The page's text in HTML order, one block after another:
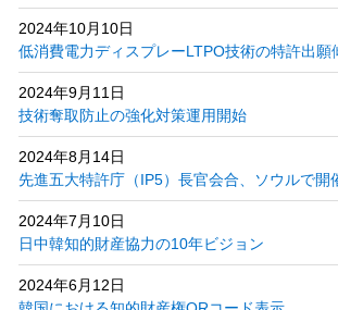
2024年10月10日
低消費電力ディスプレーLTPO技術の特許出願
2024年9月11日
技術奪取防止の強化対策運用開始
2024年8月14日
先進五大特許庁（IP5）長官会合、ソウルで開
2024年7月10日
日中韓知的財産協力の10年ビジョン
2024年6月12日